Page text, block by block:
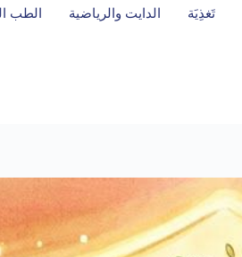
تَغذِيَة الدايت والرياضية الطب